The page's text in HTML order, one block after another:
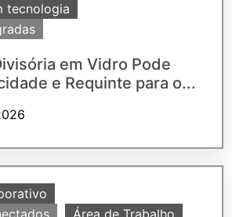
tecnologia
em Vidro Pode
e Requinte para o...
Área de Trabalho